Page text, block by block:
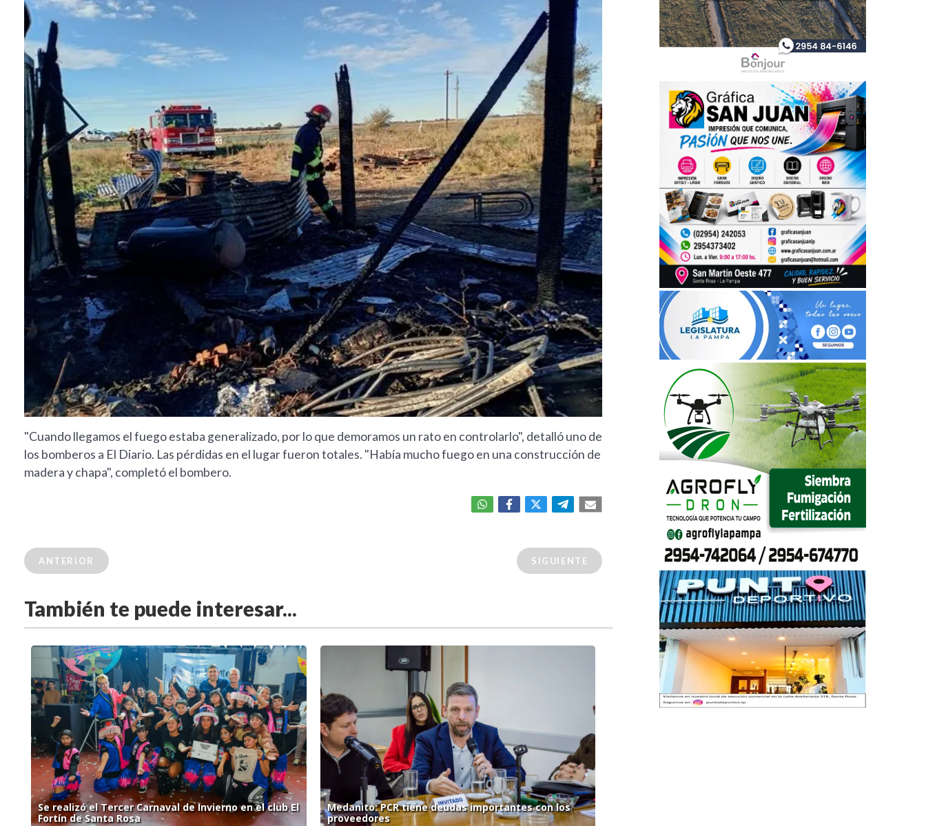
"Cuando llegamos el fuego estaba generalizado, por lo que demoramos un rato en controlarlo", detalló uno de
los bomberos a El Diario. Las pérdidas en el lugar fueron totales. "Había mucho fuego en una construcción de
madera y chapa", completó el bombero.
ANTERIOR SIGUIENTE
También te puede interesar...
Se realizó el Tercer Carnaval de Invierno en el club El
Fortín de Santa Rosa
Medanito: PCR tiene deudas importantes con los
proveedores